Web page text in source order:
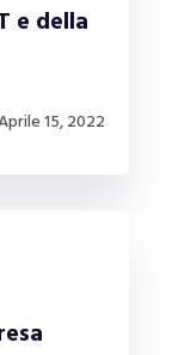
e della
15, 2022